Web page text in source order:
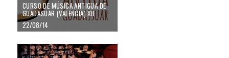
CURSO DE MÚSICA ANTIGUA DE
GUADASUAR (VALENCIA) XII
22/08/14